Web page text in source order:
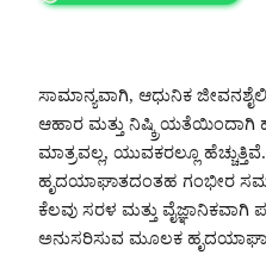
ಸಾಮಾನ್ಯವಾಗಿ, ಆಧುನಿಕ
ಆಹಾರ ಮತ್ತು ನಿಷ್ಕ್ರಿಯತೆಯಿಂದಾಗಿ
ಮಾತ್ರವಲ್ಲ, ಯುವಕರಲ್ಲೂ
ಹೃದಯಾಘಾತದಂತಹ ಗಂಭೀರ
ಕೆಲವು ಸರಳ ಮತ್ತು ವೈಜ್ಞಾನಿಕವಾಗಿ
ಅನುಸರಿಸುವ ಮೂಲಕ